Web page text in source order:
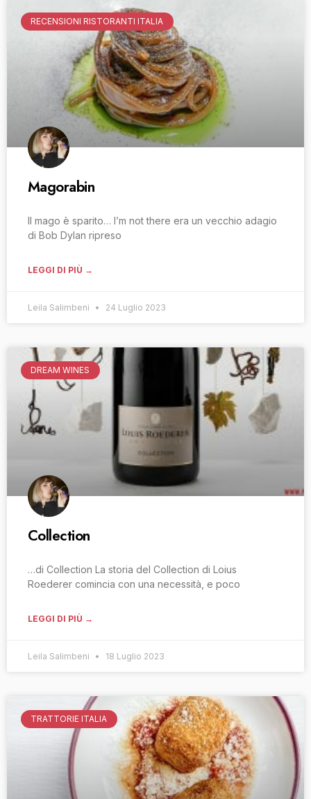
RECENSIONI RISTORANTI ITALIA
Magorabin
Il mago è sparito… I’m not there era un vecchio adagio
di Bob Dylan ripreso
LEGGI DI PIÙ →
Leila Salimbeni 24 Luglio 2023
DREAM WINES
Collection
…di Collection La storia del Collection di Loius
Roederer comincia con una necessità, e poco
LEGGI DI PIÙ →
Leila Salimbeni 18 Luglio 2023
TRATTORIE ITALIA